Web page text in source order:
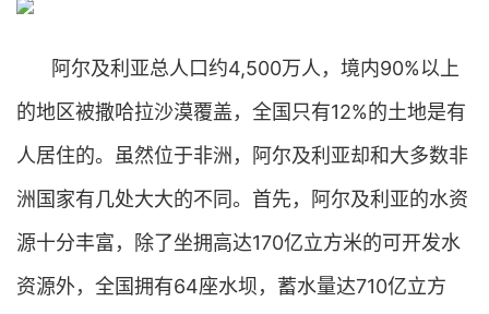
阿尔及利亚总人口约4,500万人，境内90%以上
的地区被撒哈拉沙漠覆盖，全国只有12%的土地是有
人居住的。虽然位于非洲，阿尔及利亚却和大多数非
洲国家有几处大大的不同。首先，阿尔及利亚的水资
源十分丰富，除了坐拥高达170亿立方米的可开发水
资源外，全国拥有64座水坝，蓄水量达710亿立方